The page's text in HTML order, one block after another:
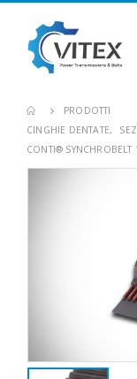
PRODOTTI
CINGHIE DENTATE,
CONTI® SYNCHROBELT